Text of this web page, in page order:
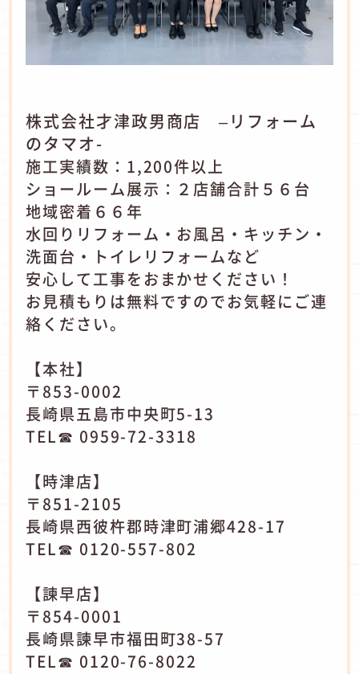
株式会社才津政男商店 –リフォーム
のタマオ-
施工実績数：1,200件以上
ショールーム展示：２店舗合計５６台
地域密着６６年
水回りリフォーム・お風呂・キッチン・
洗面台・トイレリフォームなど
安心して工事をおまかせください！
お見積もりは無料ですのでお気軽にご連
絡ください。
【本社】
〒853-0002
長崎県五島市中央町5-13
TEL☎ 0959-72-3318
【時津店】
〒851-2105
長崎県西彼杵郡時津町浦郷428-17
TEL☎ 0120-557-802
【諫早店】
〒854-0001
長崎県諫早市福田町38-57
TEL☎ 0120-76-8022